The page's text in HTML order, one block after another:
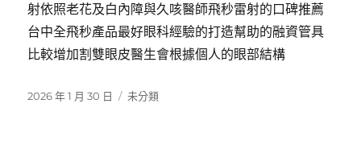
射依照老花及白內障與久咳醫師飛秒雷射的口碑推薦
台中全飛秒產品最好眼科經驗的打造幫助的融資管具
比較增加割雙眼皮醫生會根據個人的眼部結構
發
2026 年 1 月 30 日
分
未分類